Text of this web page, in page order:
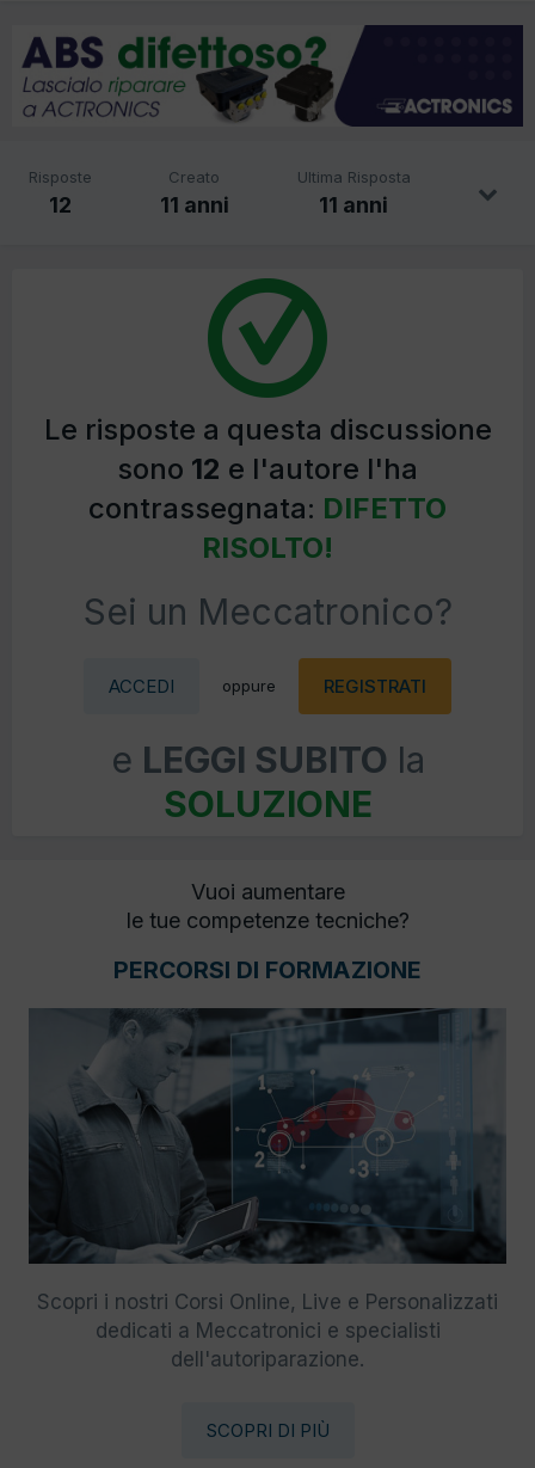
Risposte
12
Creato
11 anni
Ultima Risposta
11 anni
Le risposte a questa discussione
sono 12 e l'autore l'ha
contrassegnata: DIFETTO
RISOLTO!
Sei un Meccatronico?
ACCEDI oppure REGISTRATI
e LEGGI SUBITO la
SOLUZIONE
Vuoi aumentare
le tue competenze tecniche?
PERCORSI DI FORMAZIONE
Scopri i nostri Corsi Online, Live e Personalizzati
dedicati a Meccatronici e specialisti
dell'autoriparazione.
SCOPRI DI PIÙ